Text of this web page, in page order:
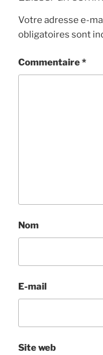
Votre adresse e-
obligatoires sont
Commentaire*
Nom
E-mail
Site web